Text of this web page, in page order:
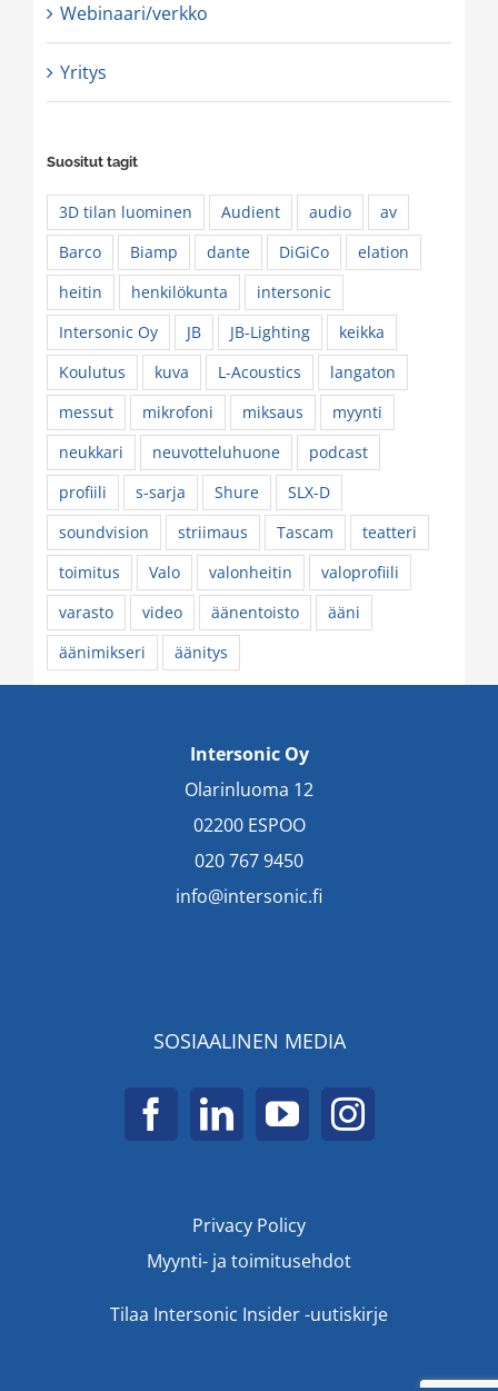
Webinaari/verkko
Yritys
Suositut tagit
3D tilan luominen Audient audio
av
Barco
Biamp dante DiGiCo
elation
heitin
henkilökunta
intersonic
Intersonic Oy
JB JB-Lighting
keikka
Koulutus
kuva L-Acoustics
langaton
messut
mikrofoni miksaus
myynti
neukkari
neuvotteluhuone
podcast
profiili
s-sarja Shure
SLX-D
soundvision
striimaus Tascam
teatteri
toimitus
Valo valonheitin
valoprofiili
varasto
video äänentoisto
ääni
äänimikseri
äänitys
Intersonic Oy
Olarinluoma 12
02200 ESPOO
020 767 9450
info@intersonic.fi
SOSIAALINEN MEDIA
Privacy Policy
Myynti- ja toimitusehdot
Tilaa Intersonic Insider -uutiskirje